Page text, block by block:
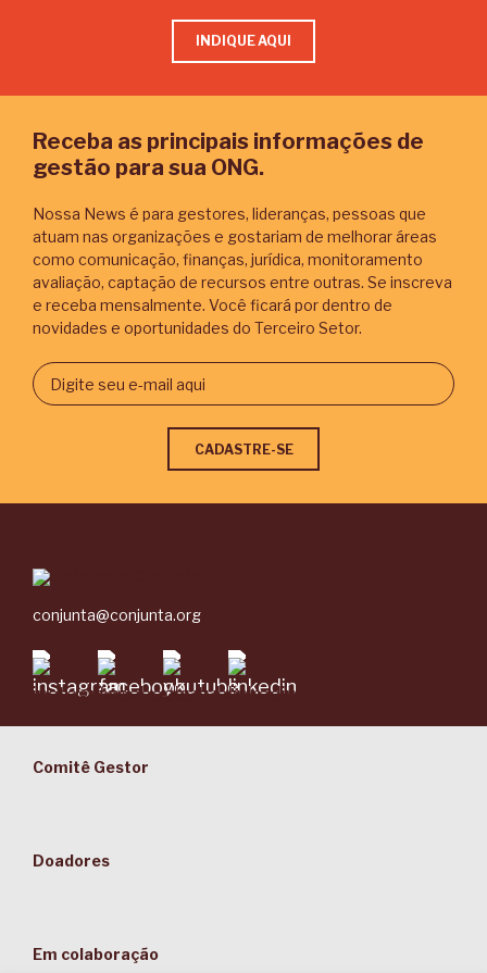
INDIQUE AQUI
Receba as principais informações de
gestão para sua ONG.
Nossa News é para gestores, lideranças, pessoas que
atuam nas organizações e gostariam de melhorar áreas
como comunicação, finanças, jurídica, monitoramento
avaliação, captação de recursos entre outras. Se inscreva
e receba mensalmente. Você ficará por dentro de
novidades e oportunidades do Terceiro Setor.
conjunta@conjunta.org
Comitê Gestor
Doadores
Em colaboração